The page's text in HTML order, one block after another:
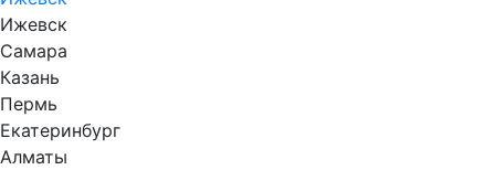
Ижевск
Самара
Казань
Пермь
Екатеринбург
Алматы